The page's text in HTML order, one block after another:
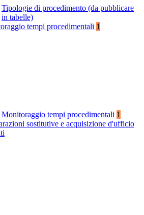
Tipologie di procedimento (da pubblicare
in tabelle)
tempi procedimentali 1
Monitoraggio tempi procedimentali 1
sostitutive e acquisizione d'ufficio